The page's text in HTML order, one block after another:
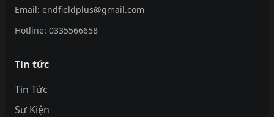
Email: endfieldplus@gmail.com
Hotline: 0335566658
Tin tức
Tin Tức
Sự Kiện